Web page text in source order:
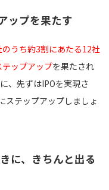
ップを果たす
うち約3割にあたる12社
ップアップを果たされ
、先ずはIPOを実現さ
ステップアップしましょ
に、きちんと出る